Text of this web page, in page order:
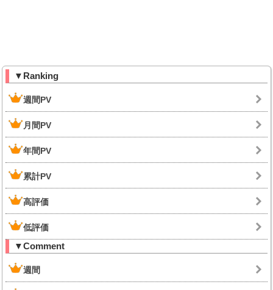
▼Ranking
週間PV
月間PV
年間PV
累計PV
高評価
低評価
▼Comment
週間